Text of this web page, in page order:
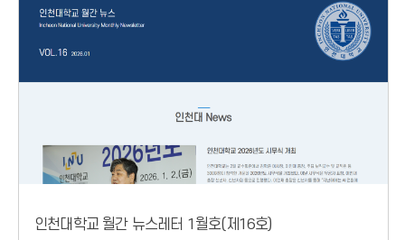
인천대학교 월간 뉴스레터 1월호(제16호)